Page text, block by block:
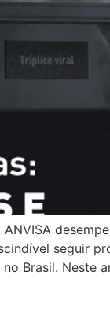
seguir
Brasil.